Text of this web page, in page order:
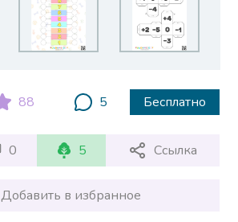
88 5 Бесплатно
0 5 Ссылка
Добавить в избранное